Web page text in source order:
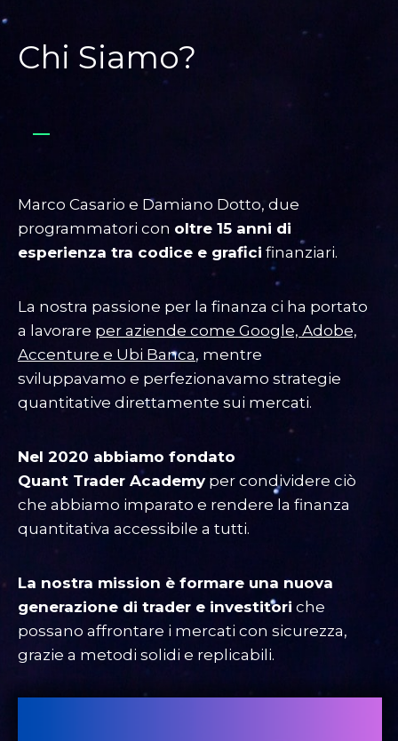
Chi Siamo?
Marco Casario e Damiano Dotto, due
programmatori con oltre 15 anni di
esperienza tra codice e grafici finanziari.
La nostra passione per la finanza ci ha portato
a lavorare per aziende come Google, Adobe,
Accenture e Ubi Banca, mentre
sviluppavamo e perfezionavamo strategie
quantitative direttamente sui mercati.
Nel 2020 abbiamo fondato
Quant Trader Academyper condividere ciò
che abbiamo imparato e rendere la finanza
quantitativa accessibile a tutti.
La nostra mission è formare una nuova
generazione di trader e investitori che
possano affrontare i mercati con sicurezza,
grazie a metodi solidi e replicabili.